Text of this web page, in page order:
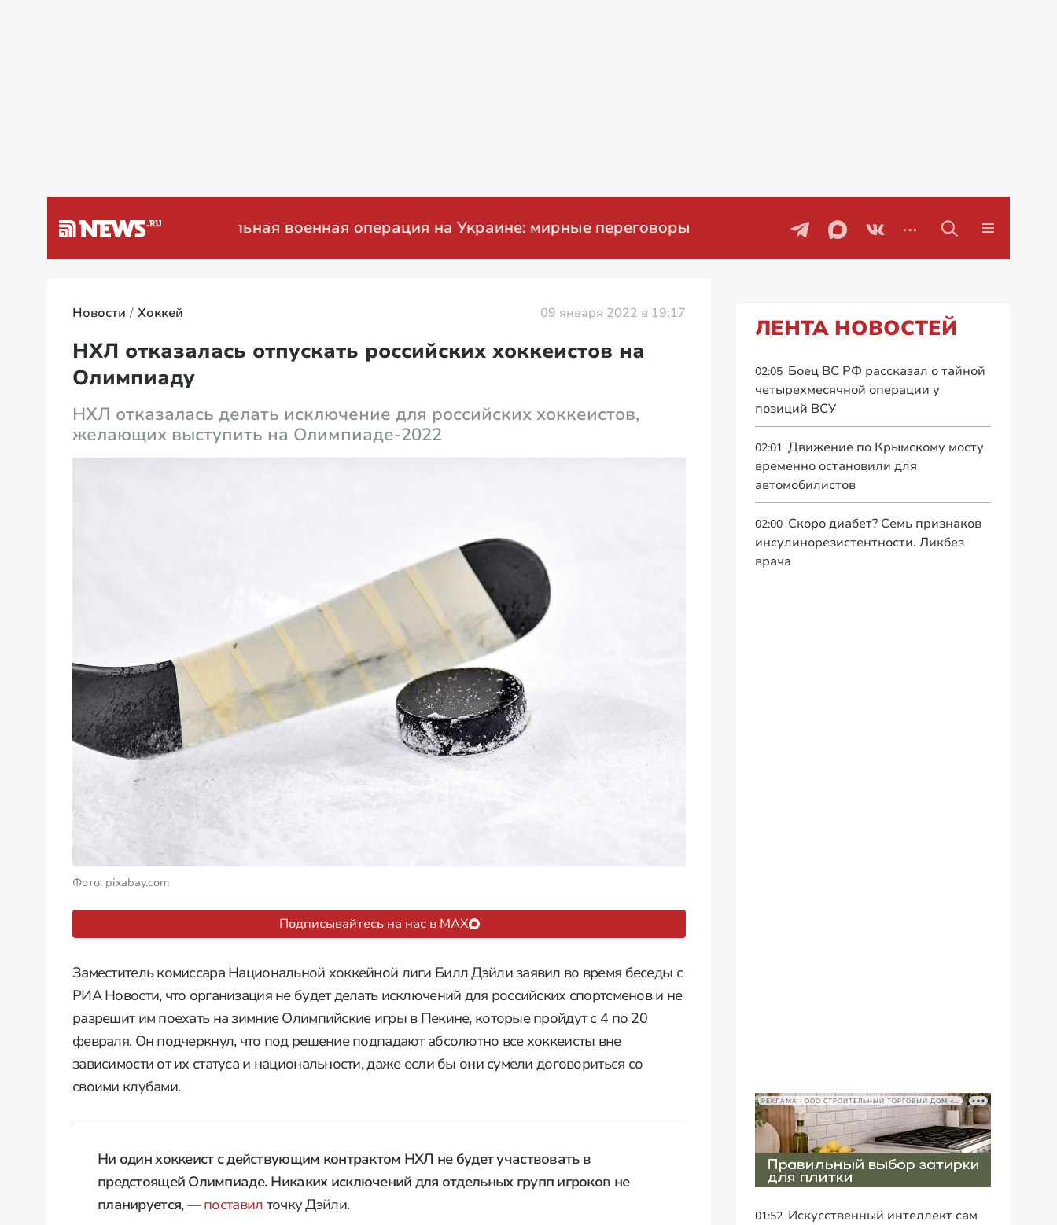
Специальная военная операция на Украине: мирные переговоры Проблемы с бензином в
Новости Хоккей 09 января 2022 в 19:17
НХЛ отказалась отпускать российских хоккеистов на
Олимпиаду
НХЛ отказалась делать исключение для российских хоккеистов,
желающих выступить на Олимпиаде-2022
Фото: pixabay.com
Подписывайтесь на нас в MAX
Заместитель комиссара Национальной хоккейной лиги Билл Дэйли заявил во время беседы с
РИА Новости, что организация не будет делать исключений для российских спортсменов и не
разрешит им поехать на зимние Олимпийские игры в Пекине, которые пройдут с 4 по 20
февраля. Он подчеркнул, что под решение подпадают абсолютно все хоккеисты вне
зависимости от их статуса и национальности, даже если бы они сумели договориться со
своими клубами.
Ни один хоккеист с действующим контрактом НХЛ не будет участвовать в
предстоящей Олимпиаде. Никаких исключений для отдельных групп игроков не
планируется, —поставил точку Дэйли.
ЛЕНТА НОВОСТЕЙ
02:05 Боец ВС РФ рассказал о тайной
четырехмесячной операции у
позиций ВСУ
02:01 Движение по Крымскому мосту
временно остановили для
автомобилистов
02:00 Скоро диабет? Семь признаков
инсулинорезистентности. Ликбез
врача
01:52 Искусственный интеллект сам